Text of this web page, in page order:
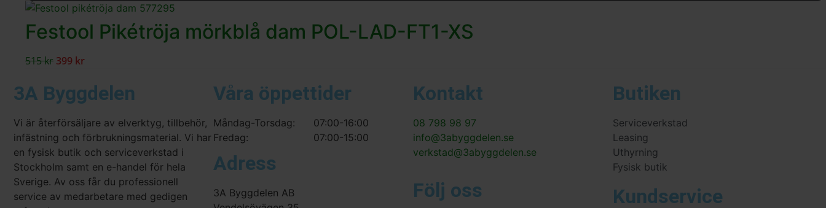
Festool Pikétröja mörkblå dam POL-LAD-FT1-XS
515kr 399 kr
3A Byggdelen
Vi är återförsäljare av elverktyg, tillbehör,
infästning och förbrukningsmaterial. Vi har
en fysisk butik och serviceverkstad i
Stockholm samt en e-handel för hela
Sverige. Av oss får du professionell
service av medarbetare med gedigen
Våra öppettider
Måndag-Torsdag:
Fredag:
07:00-16:00
07:00-15:00
Adress
3A Byggdelen AB
Kontakt
08 798 98 97
info@3abyggdelen.se
verkstad@3abyggdelen.se
Följ oss
Butiken
Serviceverkstad
Leasing
Uthyrning
Fysisk butik
Kundservice